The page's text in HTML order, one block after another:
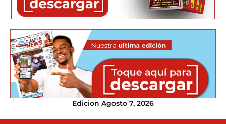
Edicion Agosto 7, 2026